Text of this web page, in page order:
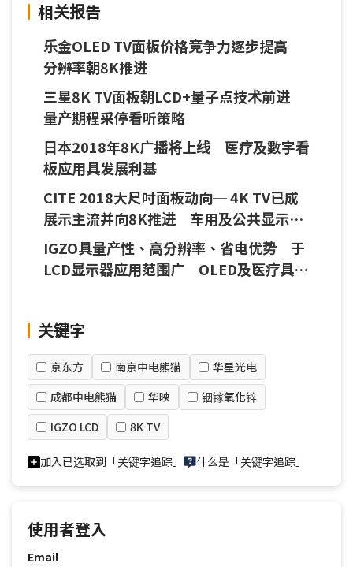
相关报告
乐金OLED TV面板价格竞争力逐步提高
分辨率朝8K推进
三星8K TV面板朝LCD+量子点技术前进
量产期程采停看听策略
日本2018年8K广播将上线 医疗及數字看
板应用具发展利基
CITE 2018大尺吋面板动向─ 4K TV已成
展示主流并向8K推进 车用及公共显示应
用亦发展迅速
IGZO具量产性、高分辨率、省电优势 于
LCD显示器应用范围广 OLED及医疗具发
关键字
京东方 南京中电熊猫
华星光电
成都中电熊猫
华映
铟镓氧化锌
IGZO LCD
8K TV
加入已选取到「关键字追踪」 什么是「关键字追踪」
使用者登入
Email